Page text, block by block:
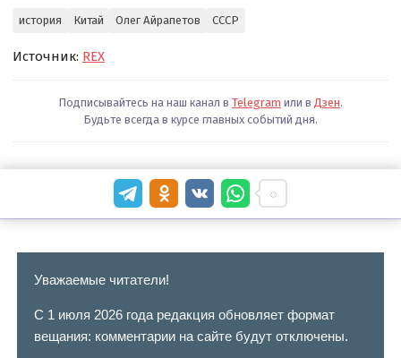
история Китай Олег Айрапетов СССР
Источник: REX
Подписывайтесь на наш канал в Telegram или в Дзен.
Будьте всегда в курсе главных событий дня.
Уважаемые читатели!
С 1 июля 2026 года редакция обновляет формат
вещания: комментарии на сайте будут отключены.